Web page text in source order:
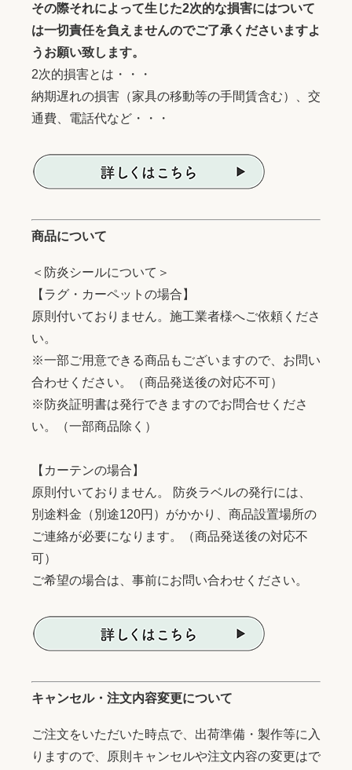
その際それによって生じた2次的な損害にはついて
は一切責任を負えませんのでご了承くださいますよ
うお願い致します。
2次的損害とは・・・
納期遅れの損害（家具の移動等の手間賃含む）、交
通費、電話代など・・・
商品について
＜防炎シールについて＞
【ラグ・カーペットの場合】
原則付いておりません。施工業者様へご依頼くださ
い。
※一部ご用意できる商品もございますので、お問い
合わせください。（商品発送後の対応不可）
※防炎証明書は発行できますのでお問合せくださ
い。（一部商品除く）
【カーテンの場合】
原則付いておりません。 防炎ラベルの発行には、
別途料金（別途120円）がかかり、商品設置場所の
ご連絡が必要になります。（商品発送後の対応不
可）
ご希望の場合は、事前にお問い合わせください。
キャンセル・注文内容変更について
ご注文をいただいた時点で、出荷準備・製作等に入
りますので、原則キャンセルや注文内容の変更はで